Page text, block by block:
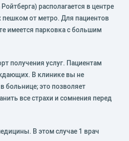
располагается в центре
пешком от метро. Для пациентов
имеется парковка с большим
получения услуг. Пациентам
В клинике вы не
больнице; это позволяет
все страхи и сомнения перед
В этом случае 1 врач